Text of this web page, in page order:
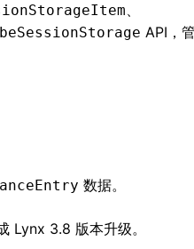
、
API，
数据。
Lynx 3.8 版本升级。